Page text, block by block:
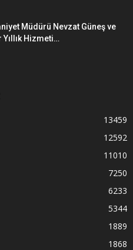
Müdürü Nevzat Güneş ve
Hizmeti…
13459
12592
11010
7250
6233
5344
1889
1868